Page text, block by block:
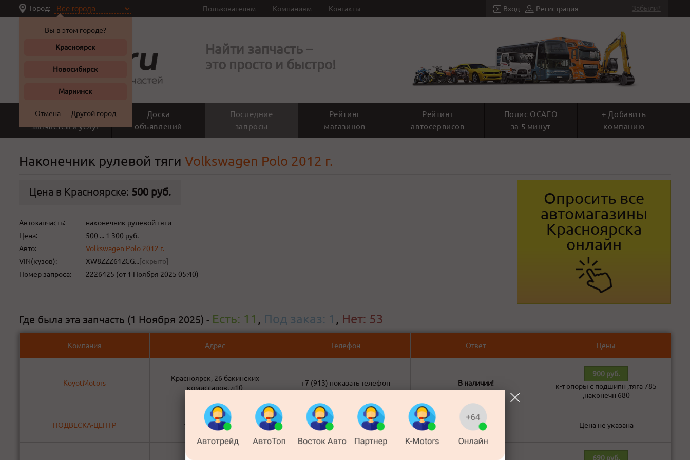
Город:
Вы в этом городе?
Красноярск
Новосибирск
Мариинск
Отмена Другой город
Пользователям Компаниям Контакты Вход Регистрация Забыли?
Найти запчасть –
это просто и быстро!
Поиск
запчастей и услуг
Доска
объявлений
Последние
запросы
Рейтинг
магазинов
Рейтинг
автосервисов
Полис ОСАГО
за 5 минут
+ Добавить
компанию
Наконечник рулевой тяги Volkswagen Polo 2012 г.
Цена в Красноярске: 500 руб.
Автозапчасть:
наконечник рулевой тяги
Цена:
500 ... 1 300 руб.
Авто:
Volkswagen Polo 2012 г.
VIN(кузов):
XW8ZZZ61ZCG...[скрыто]
Номер запроса:
2226425 (от 1 Ноября 2025 05:40)
Опросить все
автомагазины
Красноярска
онлайн
Где была эта запчасть (1 Ноября 2025) - Есть: 11 , Под заказ: 1 , Нет: 53
Компания Адрес Телефон Ответ Цены
KoyotMotors
Красноярск, 26 бакинских
комиссаров, д10
+7 (913) показать телефон В наличии!
900 руб.
к-т опоры с подшипн ,тяга 785
,наконечн 680
ПОДВЕСКА-ЦЕНТР ул. Гайдашовка 30
+7 (391)показать телефон
+7 (391)показать телефон
В наличии! Цена не указана
690 руб.